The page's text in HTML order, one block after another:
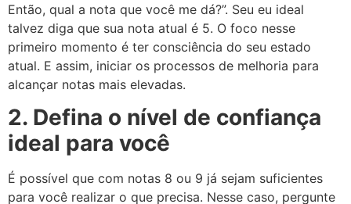
Então, qual a nota que você me dá?”. Seu eu ideal
talvez diga que sua nota atual é 5. O foco nesse
primeiro momento é ter consciência do seu estado
atual. E assim, iniciar os processos de melhoria para
alcançar notas mais elevadas.
2. Defina o nível de confiança
ideal para você
É possível que com notas 8 ou 9 já sejam suficientes
para você realizar o que precisa. Nesse caso, pergunte